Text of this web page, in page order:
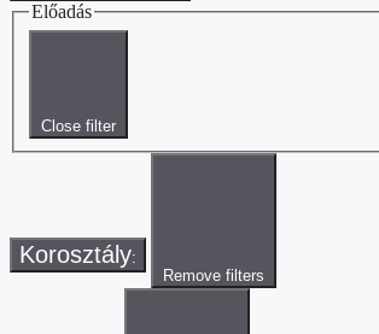
Előadás
Close filter
Korosztály:
Remove filters